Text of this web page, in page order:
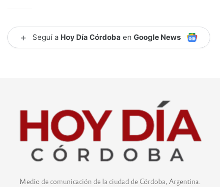
+ Seguí a Hoy Día Córdoba en Google News
Medio de comunicación de la ciudad de Córdoba, Argentina.